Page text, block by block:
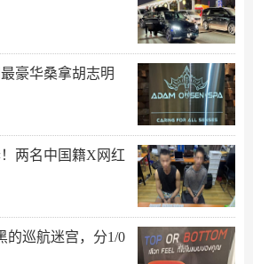
豪华桑拿胡志明
两名中国籍X网红
的巡航迷宫，分1/0